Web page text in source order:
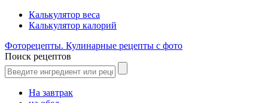
Калькулятор веса
Калькулятор калорий
Фоторецепты. Кулинарные рецепты с фото
Поиск рецептов
На завтрак